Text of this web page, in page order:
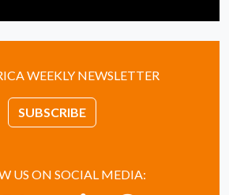
WEEKLY NEWSLETTER
SUBSCRIBE
US ON SOCIAL MEDIA: